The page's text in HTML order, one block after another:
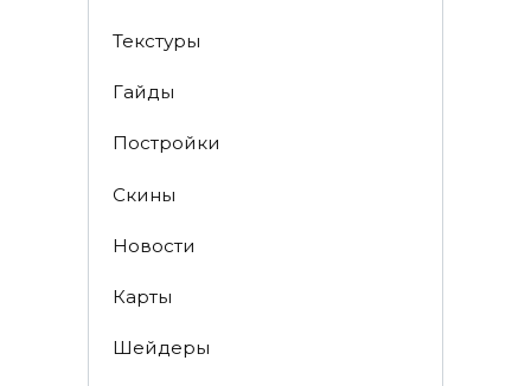
Текстуры
Гайды
Постройки
Скины
Новости
Карты
Шейдеры